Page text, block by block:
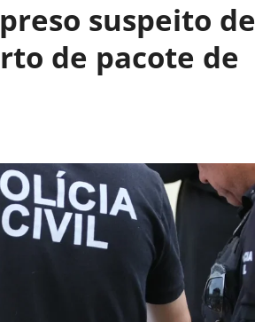
suspeito de
de pacote de